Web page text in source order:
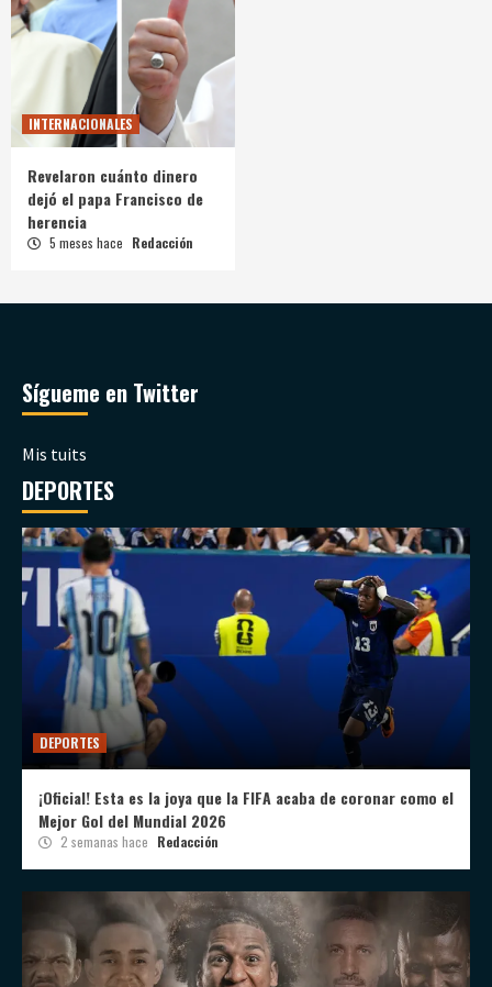
INTERNACIONALES
Revelaron cuánto dinero
dejó el papa Francisco de
herencia
5 meses hace Redacción
Sígueme en Twitter
Mis tuits
DEPORTES
DEPORTES
¡Oficial! Esta es la joya que la FIFA acaba de coronar como el
Mejor Gol del Mundial 2026
2 semanas hace Redacción